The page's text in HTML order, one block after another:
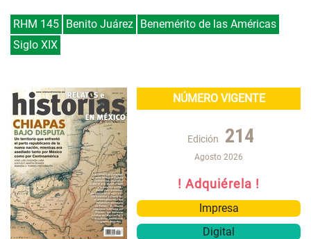
RHM 145 Benito Juárez Benemérito de las Américas
Siglo XIX
NÚMERO VIGENTE
Edición 214
Agosto 2026
! Adquiérela !
Impresa
Digital